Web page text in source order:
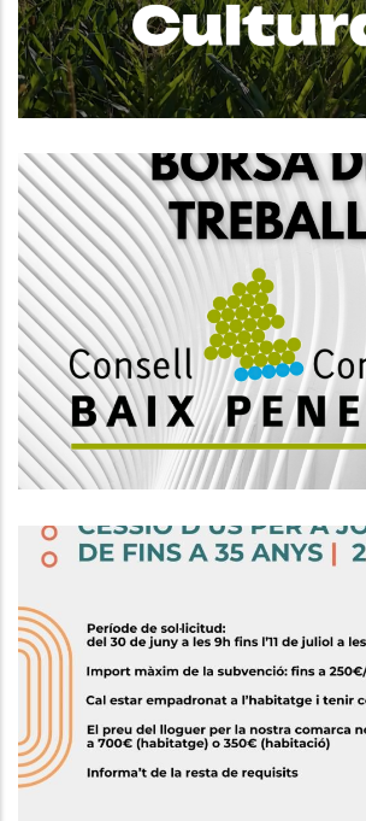
Altres
Convocatòria, Mitjançant
Oposició, 1 Plaça
Social, Subgrup A2
Altres
Subvenció Per Al
Lloguer O Cessió D'ús
Persones Joves
Habitatge,Joventut